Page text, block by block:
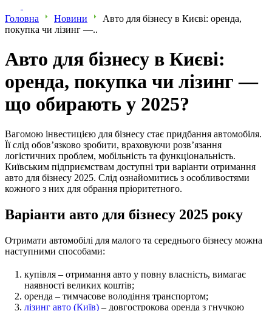
Головна Новини
Авто для бізнесу в Києві: оренда,
покупка чи лізинг —..
Авто для бізнесу в Києві:
оренда, покупка чи лізинг —
що обирають у 2025?
Вагомою інвестицією для бізнесу стає придбання автомобіля.
Її слід обов’язково зробити, враховуючи розв’язання
логістичних проблем, мобільність та функціональність.
Київським підприємствам доступні три варіанти отримання
авто для бізнесу 2025. Слід ознайомитись з особливостями
кожного з них для обрання пріоритетного.
Варіанти авто для бізнесу 2025 року
Отримати автомобілі для малого та середнього бізнесу можна
наступними способами:
купівля – отримання авто у повну власність, вимагає
наявності великих коштів;
оренда – тимчасове володіння транспортом;
лізинг авто (Київ) – довгострокова оренда з гнучкою